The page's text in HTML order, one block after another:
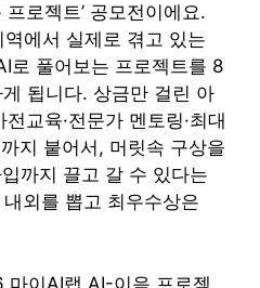
로젝트’ 공모전이에요.
에서 실제로 겪고 있는
로 풀어보는 프로젝트를 8
됩니다. 상금만 걸린 아
교육·전문가 멘토링·최대
지 붙어서, 머릿속 구상을
까지 끌고 갈 수 있다는
외를 뽑고 최우수상은